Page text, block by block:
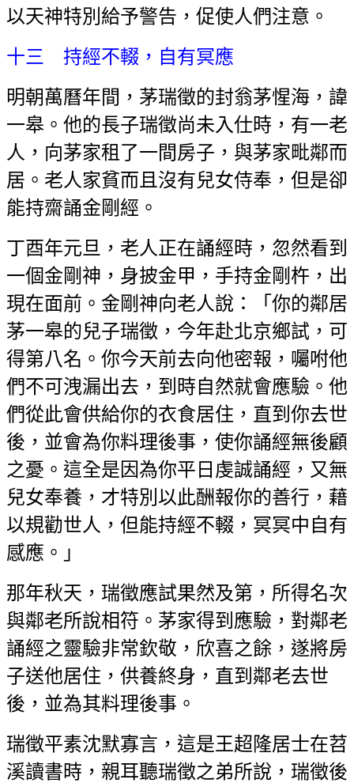
以天神特別給予警告，促使人們注意。
十三 持經不輟，自有冥應
明朝萬曆年間，茅瑞徵的封翁茅惺海，諱
一皋。他的長子瑞徵尚未入仕時，有一老
人，向茅家租了一間房子，與茅家毗鄰而
居。老人家貧而且沒有兒女侍奉，但是卻
能持齋誦金剛經。
丁酉年元旦，老人正在誦經時，忽然看到
一個金剛神，身披金甲，手持金剛杵，出
現在面前。金剛神向老人說：「你的鄰居
茅一皋的兒子瑞徵，今年赴北京鄉試，可
得第八名。你今天前去向他密報，囑咐他
們不可洩漏出去，到時自然就會應驗。他
們從此會供給你的衣食居住，直到你去世
後，並會為你料理後事，使你誦經無後顧
之憂。這全是因為你平日虔誠誦經，又無
兒女奉養，才特別以此酬報你的善行，藉
以規勸世人，但能持經不輟，冥冥中自有
感應。」
那年秋天，瑞徵應試果然及第，所得名次
與鄰老所說相符。茅家得到應驗，對鄰老
誦經之靈驗非常欽敬，欣喜之餘，遂將房
子送他居住，供養終身，直到鄰老去世
後，並為其料理後事。
瑞徵平素沈默寡言，這是王超隆居士在苕
溪讀書時，親耳聽瑞徵之弟所說，瑞徵後